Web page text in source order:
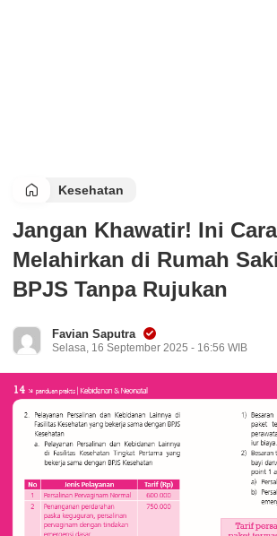
Kesehatan
Jangan Khawatir! Ini Cara
Melahirkan di Rumah
BPJS Tanpa Rujukan
Favian Saputra
Selasa, 16 September 2025 - 16:56 WIB